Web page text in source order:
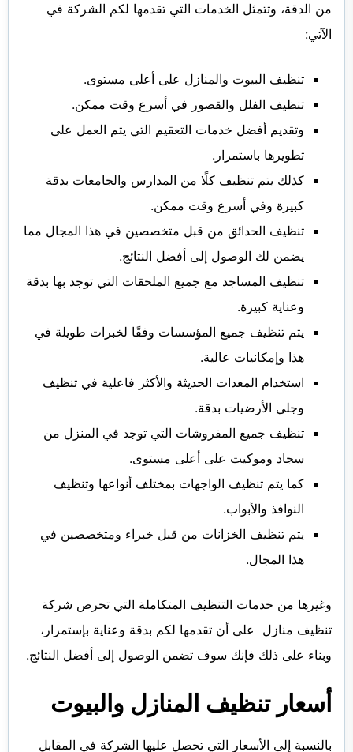
من الدقة، وتتمثل الخدمات التي تقدمها لكم الشركة في
الآتي:
تنظيف البيوت والمنازل على أعلى مستوى.
تنظيف الفلل والقصور في أسرع وقت ممكن.
وتقديم أفضل خدمات التعقيم التي يتم العمل على
تطويرها باستمرار.
كذلك يتم تنظيف كلًا من المدارس والجامعات بدقة
كبيرة وفي أسرع وقت ممكن.
تنظيف الحدائق من قبل متخصصين في هذا المجال مما
يضمن لك الوصول إلى أفضل النتائج.
تنظيف المساجد مع جميع الملحقات التي توجد بها بدقة
وعناية كبيرة.
يتم تنظيف جميع المؤسسات وفقًا لخبرات طويلة في
هذا وإمكانيات عالية.
استخدام المعدات الحديثة والأكثر فاعلية في تنظيف
وجلي الأرضيات بدقة.
تنظيف جميع المفروشات التي توجد في المنزل من
سجاد وموكيت على أعلى مستوى.
كما يتم تنظيف الواجهات بمختلف أنواعها وتنظيف
النوافذ والأبواب.
يتم تنظيف الخزانات من قبل خبراء ومتخصصين في
هذا المجال.
وغيرها من خدمات التنظيف المتكاملة التي تحرص شركة
تنظيف منازل على أن تقدمها لكم بدقة وعناية بإستمرار،
وبناء على ذلك فإنك سوف تضمن الوصول إلى أفضل النتائج.
أسعار تنظيف المنازل والبيوت
بالنسبة إلى الأسعار التي تحصل عليها الشركة في المقابل